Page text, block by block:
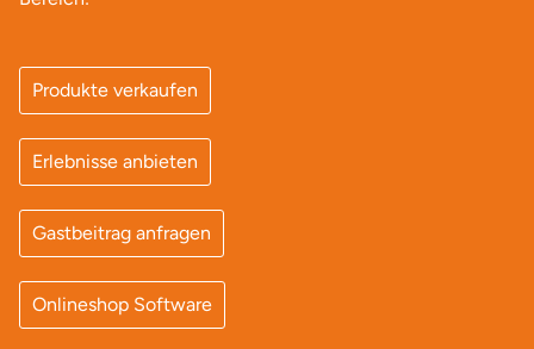
Produkte verkaufen
Erlebnisse anbieten
Gastbeitrag anfragen
Onlineshop Software